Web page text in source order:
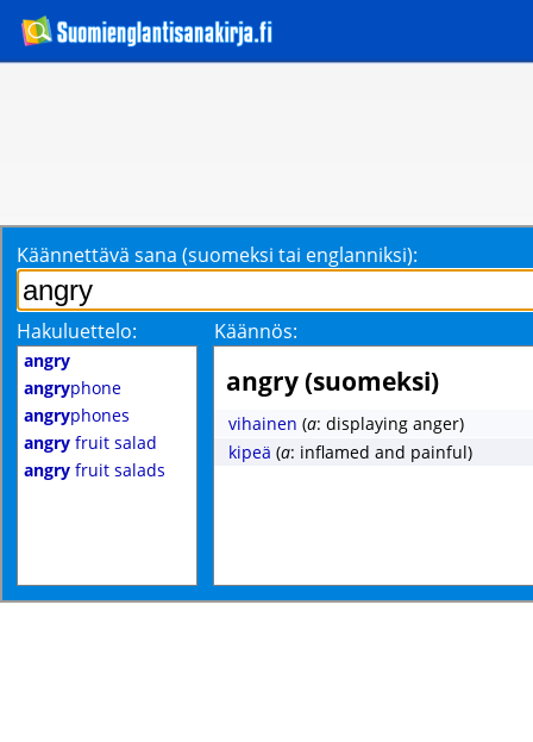
Käännettävä sana (suomeksi tai englanniksi):
Hakuluettelo: Käännös:
angry
angryphone
angryphones
angry fruit salad
angry fruit salads
angry (suomeksi)
vihainen (a: displaying anger)
kipeä (a: inflamed and painful)